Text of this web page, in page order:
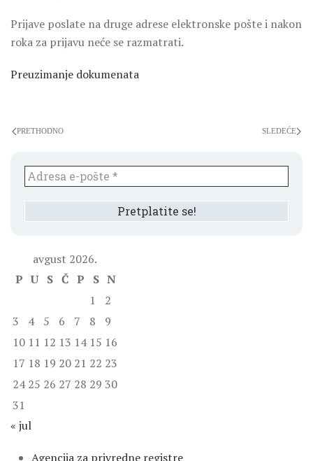
Prijave poslate na druge adrese elektronske pošte i nakon
roka za prijavu neće se razmatrati.
Preuzimanje dokumenata
PRETHODNO SLEDEĆE
avgust 2026.
P U S Č P S N
1
2
3
4 5 6 7 8
9
10 11 12 13 14 15 16
17 18 19 20 21 22 23
24 25 26 27 28 29 30
31
« jul
Agencija za privredne registre